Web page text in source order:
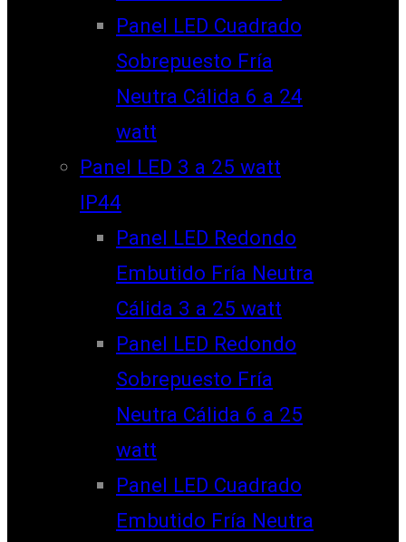
Panel LED Cuadrado
Sobrepuesto Fría
Neutra Cálida 6 a 24
watt
Panel LED 3 a 25 watt
IP44
Panel LED Redondo
Embutido Fría Neutra
Cálida 3 a 25 watt
Panel LED Redondo
Sobrepuesto Fría
Neutra Cálida 6 a 25
watt
Panel LED Cuadrado
Embutido Fría Neutra